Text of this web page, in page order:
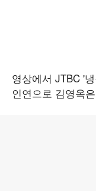
영상에서 JTBC '
인연으로 김영옥